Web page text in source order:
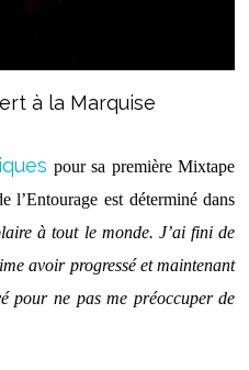
à la Marquise
pour sa première Mixtape
l’Entourage est déterminé dans
à tout le monde. J’ai fini de
avoir progressé et maintenant
pour ne pas me préoccuper de